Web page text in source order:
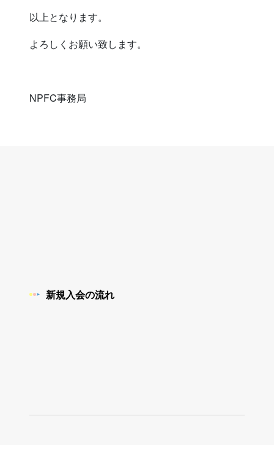
以上となります。
よろしくお願い致します。
NPFC事務局
新規入会の流れ